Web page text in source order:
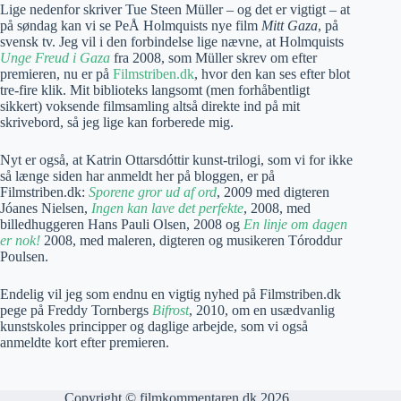
Lige nedenfor skriver Tue Steen Müller – og det er vigtigt – at
på søndag kan vi se PeÅ Holmquists nye film Mitt Gaza, på
svensk tv. Jeg vil i den forbindelse lige nævne, at Holmquists
Unge Freud i Gaza fra 2008, som Müller skrev om efter
premieren, nu er på Filmstriben.dk, hvor den kan ses efter blot
tre-fire klik. Mit biblioteks langsomt (men forhåbentligt
sikkert) voksende filmsamling altså direkte ind på mit
skrivebord, så jeg lige kan forberede mig.
Nyt er også, at Katrin Ottarsdóttir kunst-trilogi, som vi for ikke
så længe siden har anmeldt her på bloggen, er på
Filmstriben.dk: Sporene gror ud af ord, 2009 med digteren
Jóanes Nielsen, Ingen kan lave det perfekte, 2008, med
billedhuggeren Hans Pauli Olsen, 2008 og En linje om dagen
er nok! 2008, med maleren, digteren og musikeren Tóroddur
Poulsen.
Endelig vil jeg som endnu en vigtig nyhed på Filmstriben.dk
pege på Freddy Tornbergs Bifrost, 2010, om en usædvanlig
kunstskoles principper og daglige arbejde, som vi også
anmeldte kort efter premieren.
Copyright © filmkommentaren.dk 2026